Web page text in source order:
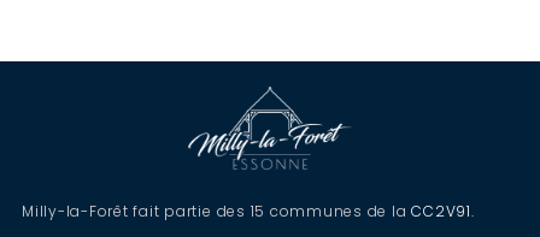
Milly-la-Forêt fait partie des 15 communes de laCC2V91.